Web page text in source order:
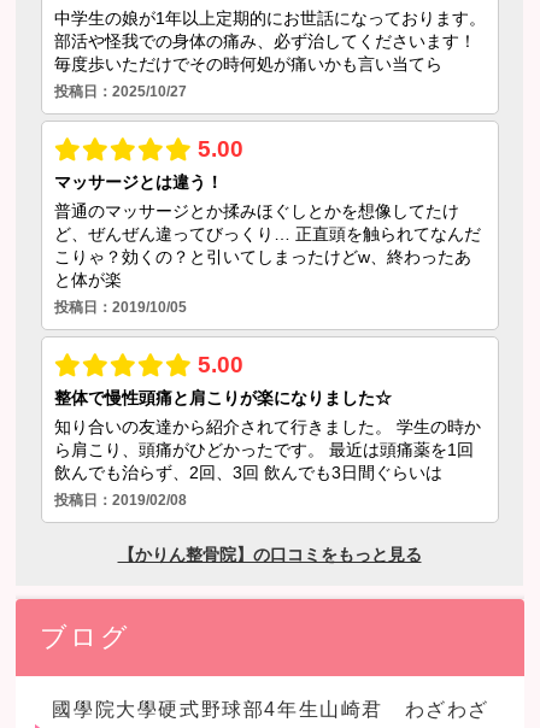
ブログ
國學院大學硬式野球部4年生山崎君 わざわざ